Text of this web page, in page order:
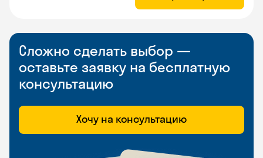
Сложно сделать выбор —
оставьте заявку на бесплатную
консультацию
Хочу на консультацию